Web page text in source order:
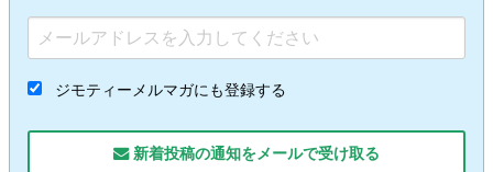
ジモティーメルマガにも登録する
新着投稿の通知をメールで受け取る